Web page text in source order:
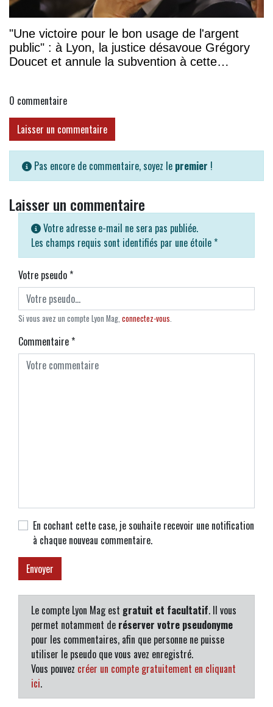
"Une victoire pour le bon usage de l'argent
public" : à Lyon, la justice désavoue Grégory
Doucet et annule la subvention à cette
0 commentaire
Laisser un commentaire
Pas encore de commentaire, soyez le premier !
Laisser un commentaire
Votre adresse e-mail ne sera pas publiée.
Les champs requis sont identifiés par une étoile *
Votre pseudo*
Si vous avez un compte Lyon Mag, connectez-vous
Commentaire*
En cochant cette case, je souhaite recevoir une notification
à chaque nouveau commentaire.
Le compte Lyon Mag est gratuit et facultatif. Il vous
permet notamment de réserver votre pseudonyme
pour les commentaires, afin que personne ne puisse
utiliser le pseudo que vous avez enregistré.
Vous pouvez créer un compte gratuitement en cliquant
ici.